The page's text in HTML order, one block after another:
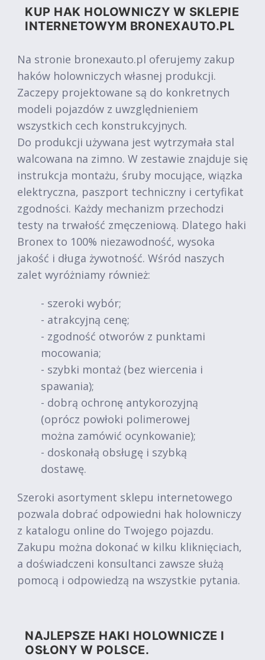
KUP HAK HOLOWNICZY W SKLEPIE
INTERNETOWYM BRONEXAUTO.PL
Na stronie bronexauto.pl oferujemy zakup
haków holowniczych własnej produkcji.
Zaczepy projektowane są do konkretnych
modeli pojazdów z uwzględnieniem
wszystkich cech konstrukcyjnych.
Do produkcji używana jest wytrzymała stal
walcowana na zimno. W zestawie znajduje się
instrukcja montażu, śruby mocujące, wiązka
elektryczna, paszport techniczny i certyfikat
zgodności. Każdy mechanizm przechodzi
testy na trwałość zmęczeniową. Dlatego haki
Bronex to 100% niezawodność, wysoka
jakość i długa żywotność. Wśród naszych
zalet wyróżniamy również:
- szeroki wybór;
- atrakcyjną cenę;
- zgodność otworów z punktami
mocowania;
- szybki montaż (bez wiercenia i
spawania);
- dobrą ochronę antykorozyjną
(oprócz powłoki polimerowej
można zamówić ocynkowanie);
- doskonałą obsługę i szybką
dostawę.
Szeroki asortyment sklepu internetowego
pozwala dobrać odpowiedni hak holowniczy
z katalogu online do Twojego pojazdu.
Zakupu można dokonać w kilku kliknięciach,
a doświadczeni konsultanci zawsze służą
pomocą i odpowiedzą na wszystkie pytania.
NAJLEPSZE HAKI HOLOWNICZE I
OSŁONY W POLSCE.